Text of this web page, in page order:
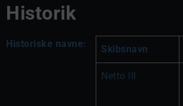
Historik
Historiske navne: Skibsnavn
Netto III